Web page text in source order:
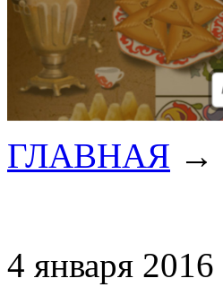
ГЛАВНАЯ →
4 января 2016